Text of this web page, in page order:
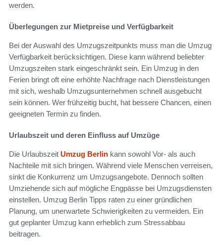
werden.
Überlegungen zur Mietpreise und Verfügbarkeit
Bei der Auswahl des Umzugszeitpunkts muss man die Umzug
Verfügbarkeit berücksichtigen. Diese kann während beliebter
Umzugszeiten stark eingeschränkt sein. Ein Umzug in den
Ferien bringt oft eine erhöhte Nachfrage nach Dienstleistungen
mit sich, weshalb Umzugsunternehmen schnell ausgebucht
sein können. Wer frühzeitig bucht, hat bessere Chancen, einen
geeigneten Termin zu finden.
Urlaubszeit und deren Einfluss auf Umzüge
Die Urlaubszeit Umzug Berlin kann sowohl Vor- als auch
Nachteile mit sich bringen. Während viele Menschen verreisen,
sinkt die Konkurrenz um Umzugsangebote. Dennoch sollten
Umziehende sich auf mögliche Engpässe bei Umzugsdiensten
einstellen. Umzug Berlin Tipps raten zu einer gründlichen
Planung, um unerwartete Schwierigkeiten zu vermeiden. Ein
gut geplanter Umzug kann erheblich zum Stressabbau
beitragen.